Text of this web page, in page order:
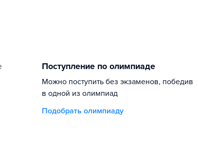
Поступление по олимпиаде
Можно поступить без экзаменов, победив
в одной из олимпиад
Подобрать олимпиаду